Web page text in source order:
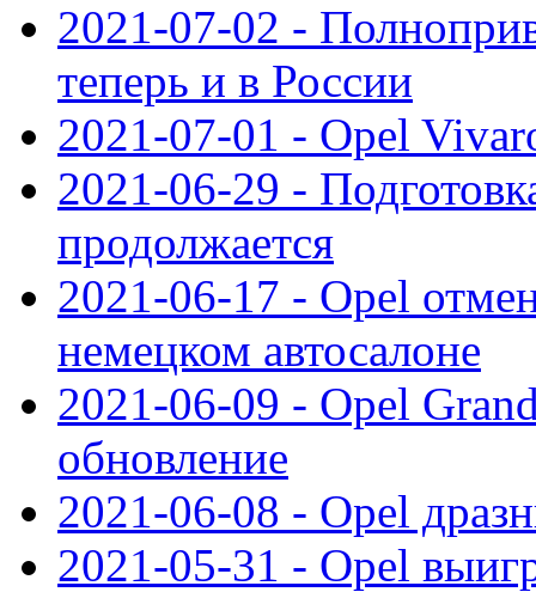
2021-07-02 -
теперь и в России
2021-07-01 - Opel
2021-06-29 -
продолжается
2021-06-17 - Opel
немецком автосалоне
2021-06-09 - Opel
обновление
2021-06-08 - Opel
2021-05-31 - Opel